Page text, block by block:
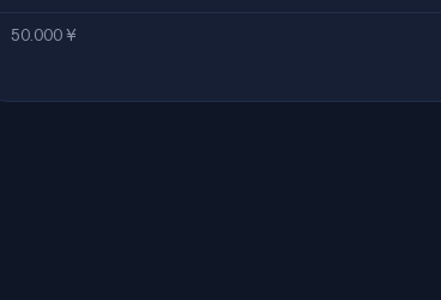
50.000 ¥